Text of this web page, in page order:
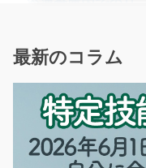
冷凍倉庫内でのリ
☆リフトの経験活か
長期（3ヶ月以上
時給1400円
愛知県名古屋市熱
最新のコラム